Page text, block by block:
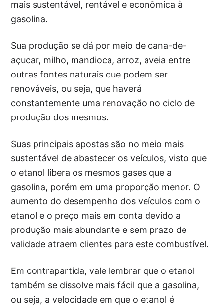
mais sustentável, rentável e econômica à
gasolina.
Sua produção se dá por meio de cana-de-
açucar, milho, mandioca, arroz, aveia entre
outras fontes naturais que podem ser
renováveis, ou seja, que haverá
constantemente uma renovação no ciclo de
produção dos mesmos.
Suas principais apostas são no meio mais
sustentável de abastecer os veículos, visto que
o etanol libera os mesmos gases que a
gasolina, porém em uma proporção menor. O
aumento do desempenho dos veículos com o
etanol e o preço mais em conta devido a
produção mais abundante e sem prazo de
validade atraem clientes para este combustível.
Em contrapartida, vale lembrar que o etanol
também se dissolve mais fácil que a gasolina,
ou seja, a velocidade em que o etanol é